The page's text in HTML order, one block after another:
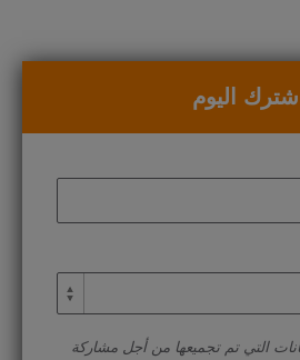
اشترك اليوم
التي تم تجميعها من أجل مشاركة